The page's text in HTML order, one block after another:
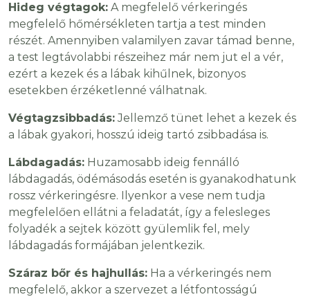
Hideg végtagok: A megfelelő vérkeringés
megfelelő hőmérsékleten tartja a test minden
részét. Amennyiben valamilyen zavar támad benne,
a test legtávolabbi részeihez már nem jut el a vér,
ezért a kezek és a lábak kihűlnek, bizonyos
esetekben érzéketlenné válhatnak.
Végtagzsibbadás:Jellemző tünet lehet a kezek és
a lábak gyakori, hosszú ideig tartó zsibbadása is.
Lábdagadás: Huzamosabb ideig fennálló
lábdagadás, ödémásodás esetén is gyanakodhatunk
rossz vérkeringésre. Ilyenkor a vese nem tudja
megfelelően ellátni a feladatát, így a felesleges
folyadék a sejtek között gyülemlik fel, mely
lábdagadás formájában jelentkezik.
Száraz bőr és hajhullás: Ha a vérkeringés nem
megfelelő, akkor a szervezet a létfontosságú